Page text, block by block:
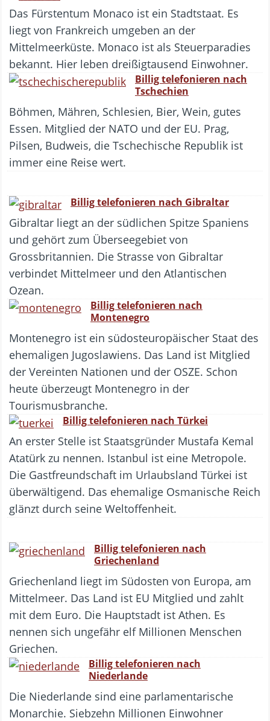
Das Fürstentum Monaco ist ein Stadtstaat. Es
liegt von Frankreich umgeben an der
Mittelmeerküste. Monaco ist als Steuerparadies
bekannt. Hier leben dreißigtausend Einwohner.
Billig telefonieren nach
Tschechien
Böhmen, Mähren, Schlesien, Bier, Wein, gutes
Essen. Mitglied der NATO und der EU. Prag,
Pilsen, Budweis, die Tschechische Republik ist
immer eine Reise wert.
Billig telefonieren nach Gibraltar
Gibraltar liegt an der südlichen Spitze Spaniens
und gehört zum Überseegebiet von
Grossbritannien. Die Strasse von Gibraltar
verbindet Mittelmeer und den Atlantischen
Ozean.
Billig telefonieren nach
Montenegro
Montenegro ist ein südosteuropäischer Staat des
ehemaligen Jugoslawiens. Das Land ist Mitglied
der Vereinten Nationen und der OSZE. Schon
heute überzeugt Montenegro in der
Tourismusbranche.
Billig telefonieren nach Türkei
An erster Stelle ist Staatsgründer Mustafa Kemal
Atatürk zu nennen. Istanbul ist eine Metropole.
Die Gastfreundschaft im Urlaubsland Türkei ist
überwältigend. Das ehemalige Osmanische Reich
glänzt durch seine Weltoffenheit.
Billig telefonieren nach
Griechenland
Griechenland liegt im Südosten von Europa, am
Mittelmeer. Das Land ist EU Mitglied und zahlt
mit dem Euro. Die Hauptstadt ist Athen. Es
nennen sich ungefähr elf Millionen Menschen
Griechen.
Billig telefonieren nach
Niederlande
Die Niederlande sind eine parlamentarische
Monarchie. Siebzehn Millionen Einwohner